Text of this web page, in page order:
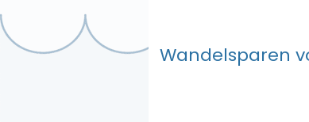
Wandelsparen